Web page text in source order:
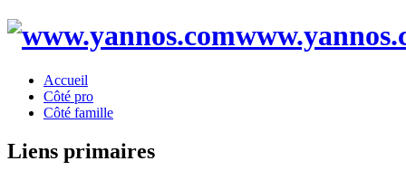
Accueil
Côté pro
Côté famille
Liens primaires